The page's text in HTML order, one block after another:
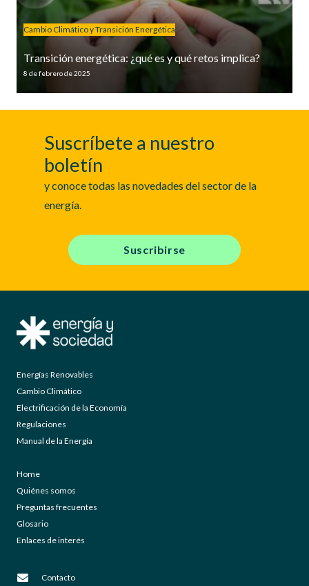
Cambio Climático y Transición Energética
Transición energética: ¿qué es y qué retos implica?
8 de febrero de 2025
Suscríbete a nuestro
boletín
y conoce todas las novedades del sector de la
energía.
Suscribirse
Energías Renovables
Cambio Climático
Electrificación de la Economía
Regulaciones
Manual de la Energía
Home
Quiénes somos
Preguntas frecuentes
Glosario
Enlaces de interés
Contacto